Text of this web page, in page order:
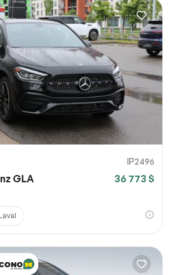
IP2496
GLA 36 773 $